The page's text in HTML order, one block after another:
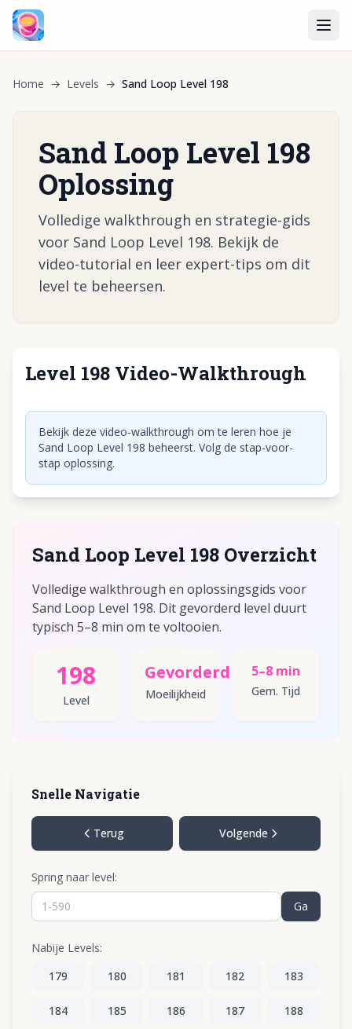
Home → Levels → Sand Loop Level 198
Sand Loop Level 198
Oplossing
Volledige walkthrough en strategie-gids
voor Sand Loop Level 198. Bekijk de
video-tutorial en leer expert-tips om dit
level te beheersen.
Level 198 Video-Walkthrough
Klik om video af te spelen
Bekijk deze video-walkthrough om te leren hoe je
Sand Loop Level 198 beheerst. Volg de stap-voor-
stap oplossing.
Sand Loop Level 198 Overzicht
Volledige walkthrough en oplossingsgids voor
Sand Loop Level 198. Dit gevorderd level duurt
typisch 5–8 min om te voltooien.
198
Level
Gevorderd
Moeilijkheid
5–8 min
Gem. Tijd
Snelle Navigatie
Terug Volgende
Spring naar level:
Ga
Nabije Levels:
179
180 181 182 183
184 185 186 187 188